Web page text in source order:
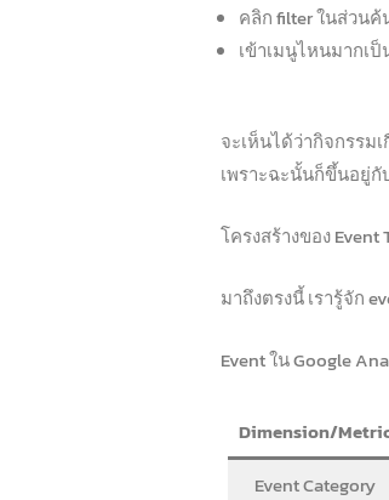
คลิก filter ในส่วนค้
เข้าเมนูไหนมากเ
จะเห็นได้ว่ากิจกรรม
เพราะฉะนั้นก็ขึ้นอยู่กั
โครงสร้างของ Event
มาถึงตรงนี้ เรารู้จัก
Event ใน Google
Dimension/
Event Category